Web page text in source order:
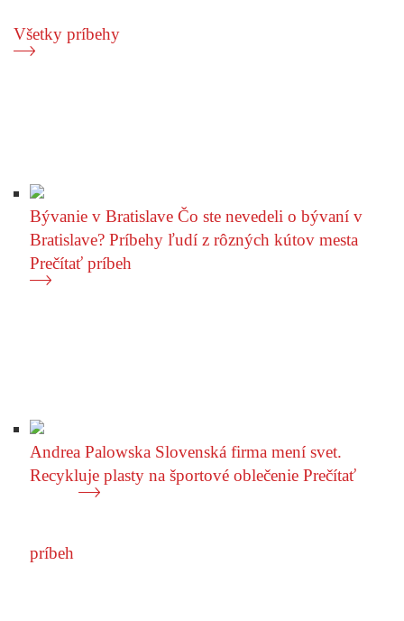
Všetky príbehy
Bývanie v Bratislave Čo ste nevedeli o bývaní v
Bratislave? Príbehy ľudí z rôzných kútov mesta
Prečítať príbeh
Andrea Palowska Slovenská firma mení svet.
Recykluje plasty na športové oblečenie Prečítať
príbeh